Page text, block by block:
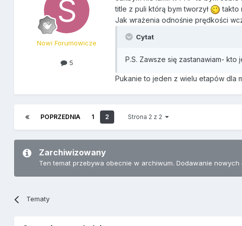
Nowi Forumowicze
5
title z puli którą bym tworzył
takto
Jak wrażenia odnośnie prędkości
Cytat
P.S. Zawsze się zastanawiam- kto
Pukanie to jeden z wielu etapów dla
POPRZEDNIA 1 2 Strona 2 z 2
Zarchiwizowany
Ten temat przebywa obecnie w archiwum. Dodawanie nowych
Tematy